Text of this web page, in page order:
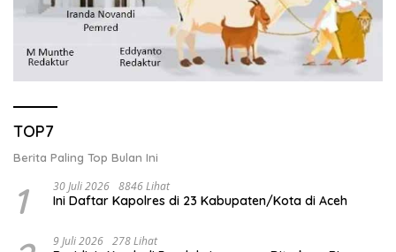
TOP7
Berita Paling Top Bulan Ini
1 30 Juli 2026 8846 Lihat
Ini Daftar Kapolres di 23 Kabupaten/Kota di Aceh
9 Juli 2026 278 Lihat